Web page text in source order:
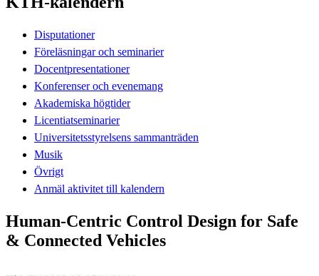
Disputationer
Föreläsningar och seminarier
Docentpresentationer
Konferenser och evenemang
Akademiska högtider
Licentiatseminarier
Universitetsstyrelsens sammanträden
Musik
Övrigt
Anmäl aktivitet till kalendern
Human-Centric Control Design for Safe
& Connected Vehicles